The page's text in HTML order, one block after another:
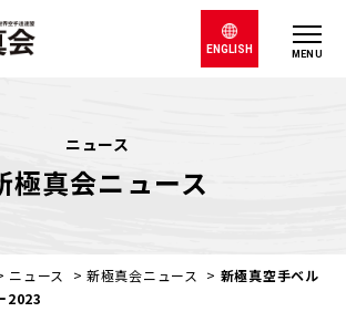
MENU
ENGLISH
ニュース
極真会ニュース
ニュース >新極真会ニュース > 新極真空手ベル
2023